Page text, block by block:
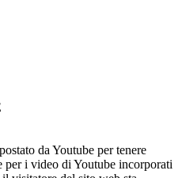
da Youtube per tenere
per i video di Youtube incorporati